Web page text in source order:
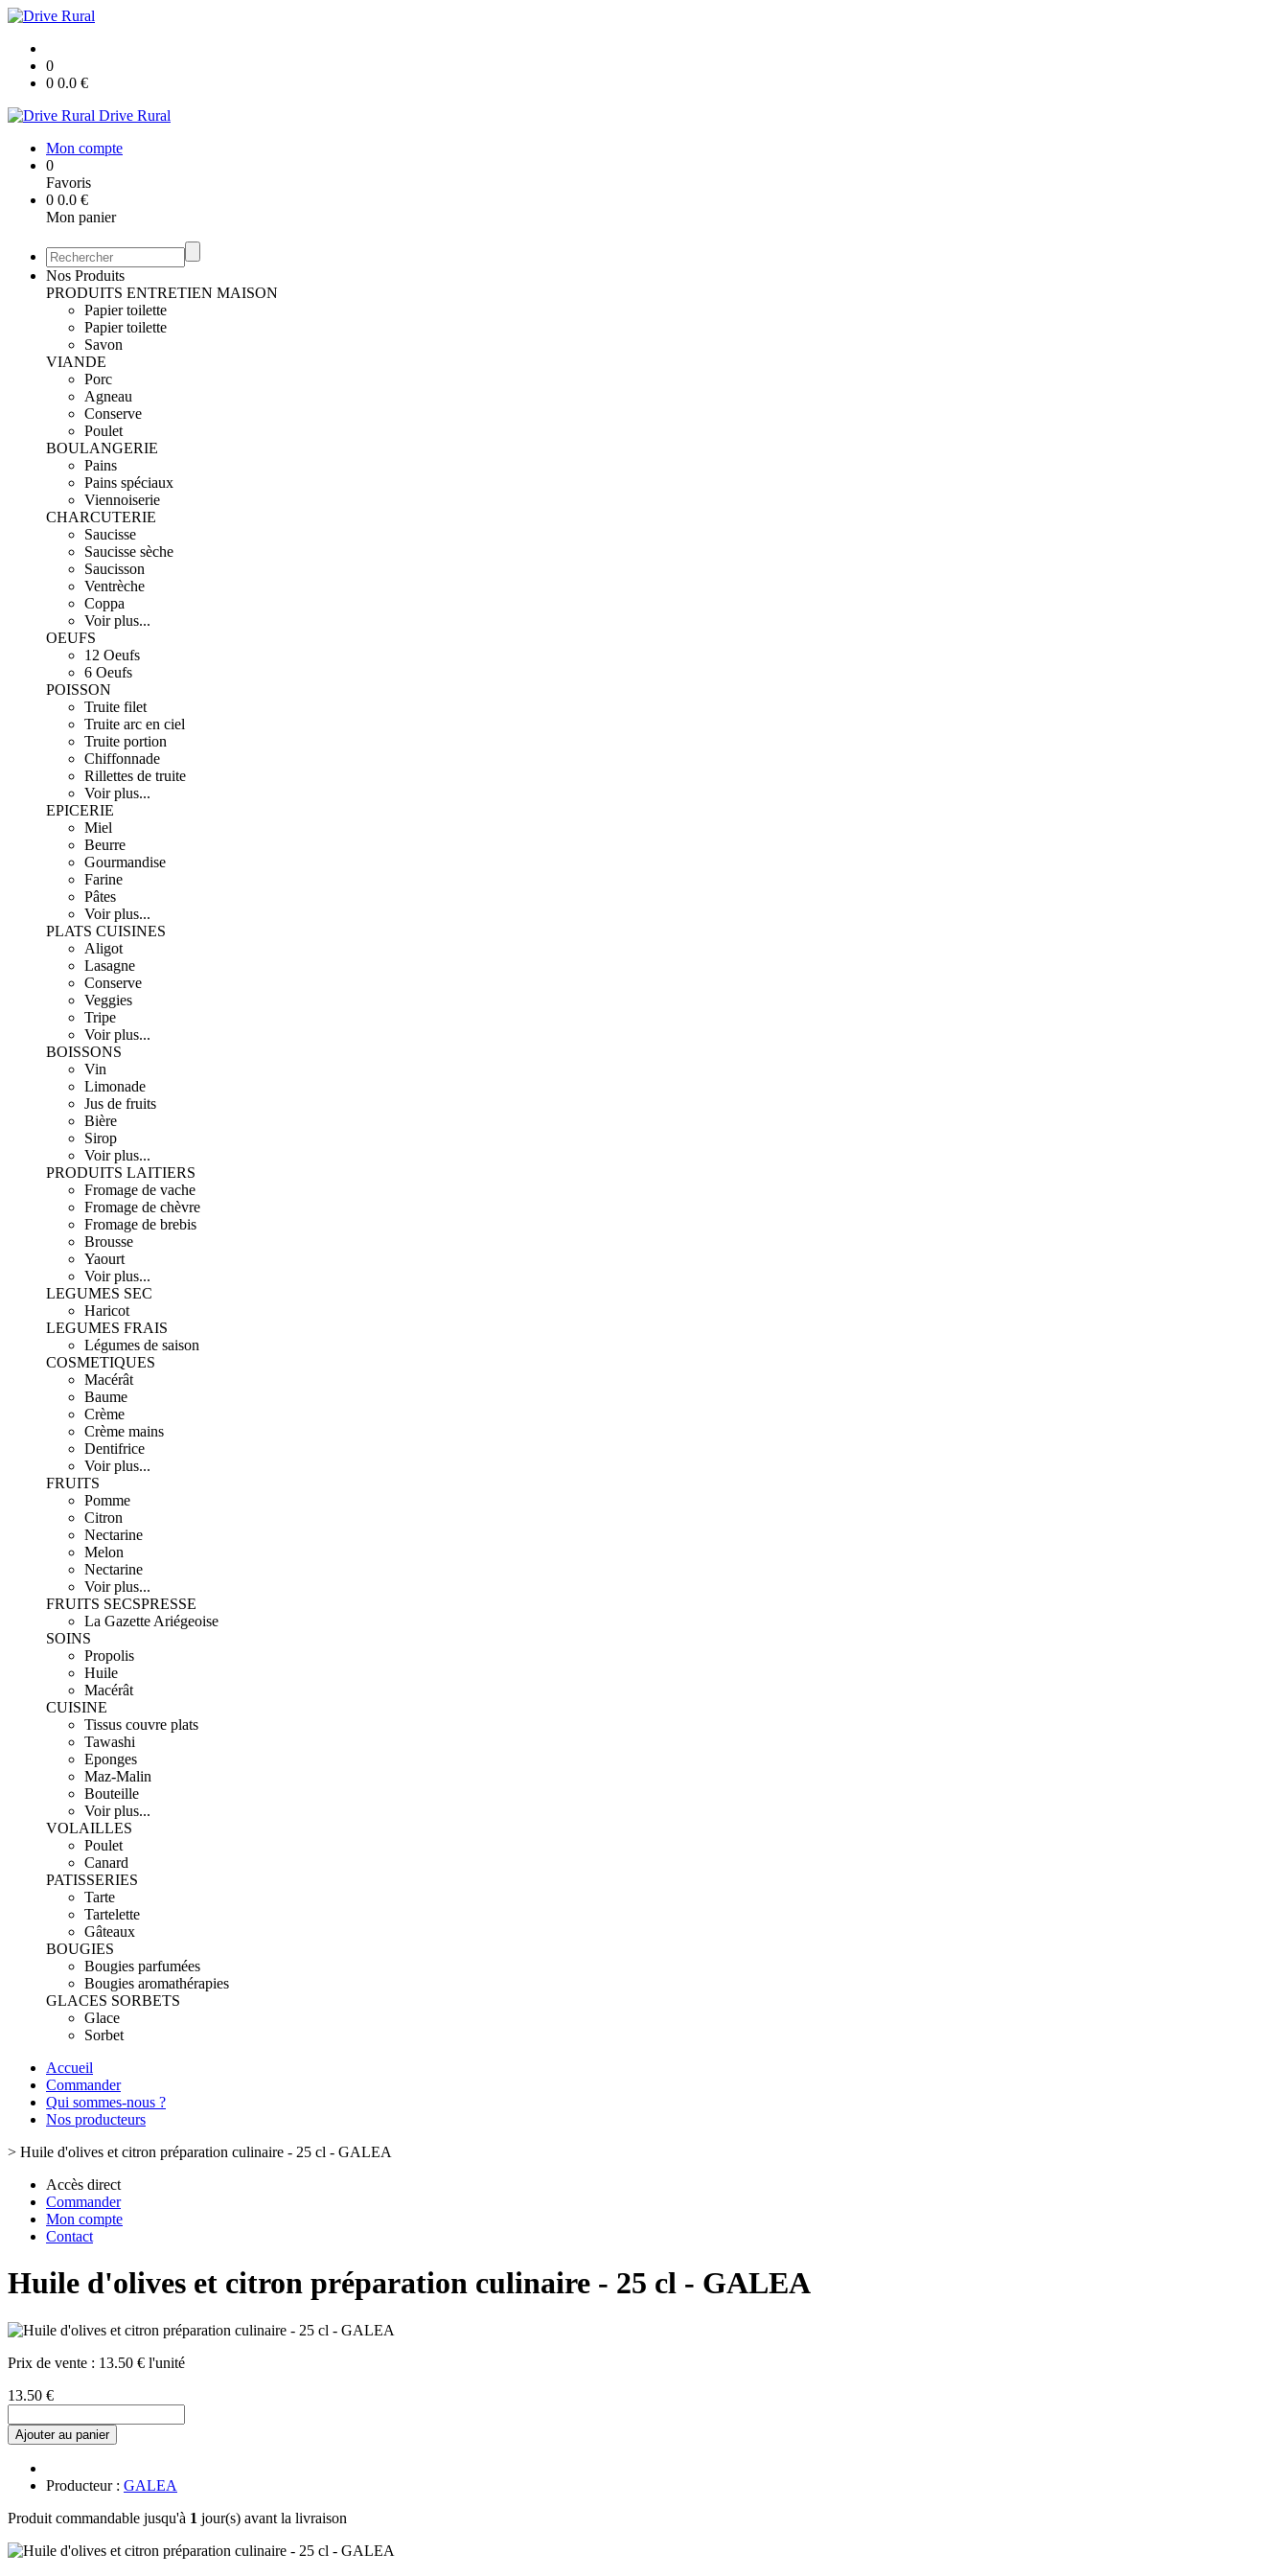
0
0 0.0 €
Drive Rural
Mon compte
0
Favoris
0 0.0 €
Mon panier
Nos Produits
PRODUITS ENTRETIEN MAISON
Papier toilette
Papier toilette
Savon
VIANDE
Porc
Agneau
Conserve
Poulet
BOULANGERIE
Pains
Pains spéciaux
Viennoiserie
CHARCUTERIE
Saucisse
Saucisse sèche
Saucisson
Ventrèche
Coppa
Voir plus...
OEUFS
12 Oeufs
6 Oeufs
POISSON
Truite filet
Truite arc en ciel
Truite portion
Chiffonnade
Rillettes de truite
Voir plus...
EPICERIE
Miel
Beurre
Gourmandise
Farine
Pâtes
Voir plus...
PLATS CUISINES
Aligot
Lasagne
Conserve
Veggies
Tripe
Voir plus...
BOISSONS
Vin
Limonade
Jus de fruits
Bière
Sirop
Voir plus...
PRODUITS LAITIERS
Fromage de vache
Fromage de chèvre
Fromage de brebis
Brousse
Yaourt
Voir plus...
LEGUMES SEC
Haricot
LEGUMES FRAIS
Légumes de saison
COSMETIQUES
Macérât
Baume
Crème
Crème mains
Dentifrice
Voir plus...
FRUITS
Pomme
Citron
Nectarine
Melon
Nectarine
Voir plus...
FRUITS SECSPRESSE
La Gazette Ariégeoise
SOINS
Propolis
Huile
Macérât
CUISINE
Tissus couvre plats
Tawashi
Eponges
Maz-Malin
Bouteille
Voir plus...
VOLAILLES
Poulet
Canard
PATISSERIES
Tarte
Tartelette
Gâteaux
BOUGIES
Bougies parfumées
Bougies aromathérapies
GLACES SORBETS
Glace
Sorbet
Accueil
Commander
Qui sommes-nous ?
Nos producteurs
> Huile d'olives et citron préparation culinaire - 25 cl - GALEA
Accès direct
Commander
Mon compte
Contact
Huile d'olives et citron préparation culinaire - 25 cl - GALEA
Prix de vente : 13.50 € l'unité
13.50 €
Ajouter au panier
Producteur : GALEA
Produit commandable jusqu'à 1 jour(s) avant la livraison